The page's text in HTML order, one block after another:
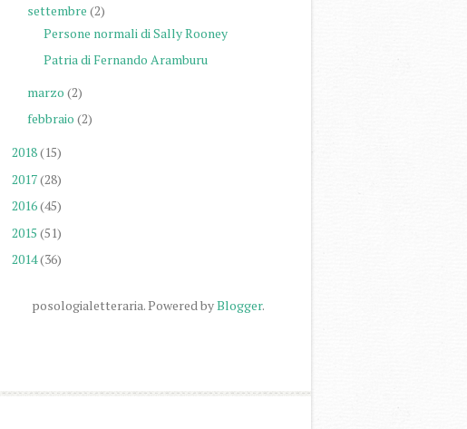
settembre (2)
Persone normali di Sally Rooney
Patria di Fernando Aramburu
marzo (2)
febbraio (2)
2018(15)
2017(28)
2016(45)
2015 (51)
2014(36)
posologialetteraria. Powered byBlogger.